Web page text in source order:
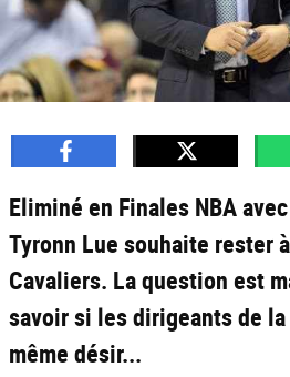
Eliminé en Finales NBA
Tyronn Lue souhaite rester
Cavaliers. La question est
savoir si les dirigeants de
même désir...